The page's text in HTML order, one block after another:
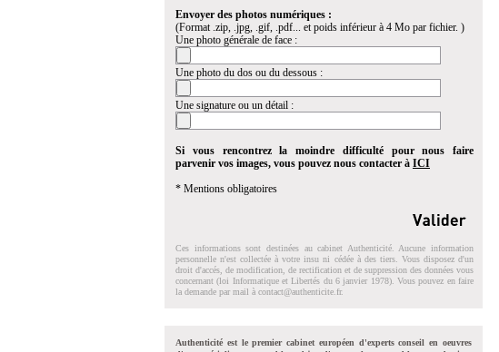
Envoyer des photos numériques :
(Format .zip, .jpg, .gif, .pdf... et poids inférieur à 4 Mo par fichier. )
Une photo générale de face :
Une photo du dos ou du dessous :
Une signature ou un détail :
Si vous rencontrez la moindre difficulté pour nous faire
parvenir vos images, vous pouvez nous contacter à ICI
* Mentions obligatoires
Ces informations sont destinées au cabinet Authenticité. Aucune information
personnelle n'est collectée à votre insu ni cédée à des tiers. Vous disposez d'un
droit d'accés, de modification, de rectification et de suppression des données vous
concernant (loi Informatique et Libertés du 6 janvier 1978). Vous pouvez en faire
la demande par mail à contact@authenticite.fr.
Authenticité est le premier cabinet européen d'experts conseil en oeuvres